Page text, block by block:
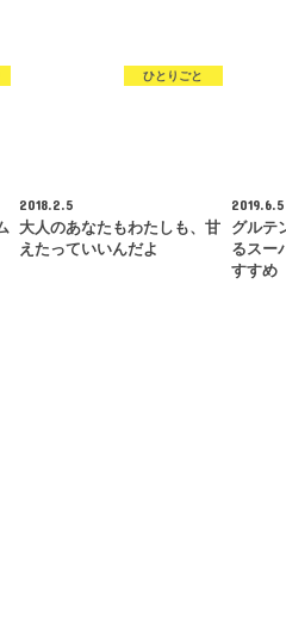
ひとりごと
2018.2.5
大人のあなたもわたしも、甘
えたっていいんだよ
2019.6.5
グルテ
るスー
すすめ